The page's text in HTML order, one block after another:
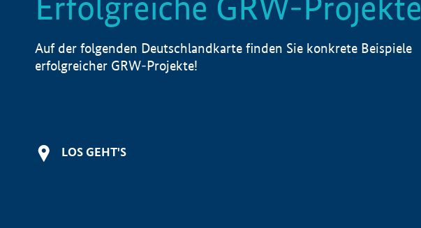
Auf der folgenden Deutschlandkarte finden Sie konkrete Beispiele
erfolgreicher GRW-Projekte!
LOS GEHT'S